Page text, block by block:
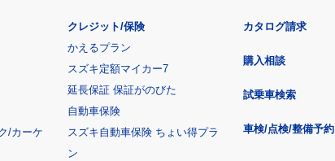
/カーケ
クレジット/保険
かえるプラン
スズキ定額マイカー7
延長保証 保証がのびた
自動車保険
スズキ自動車保険 ちょい得プラ
ン
カタログ請求
購入相談
試乗車検索
車検/点検/整備予約